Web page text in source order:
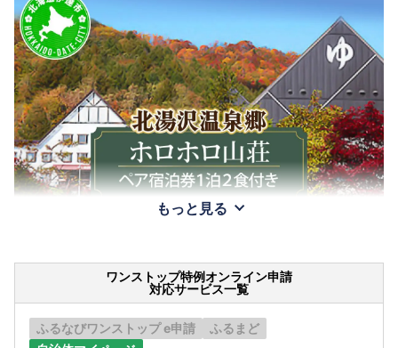
もっと見る
ワンストップ特例オンライン申請
対応サービス一覧
ふるなびワンストップ e申請
ふるまど